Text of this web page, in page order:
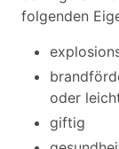
folgenden
oder
giftig